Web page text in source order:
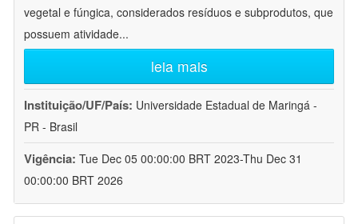
vegetal e fúngica, considerados resíduos e subprodutos, que
possuem atividade...
leia mais
Instituição/UF/País: Universidade Estadual de Maringá -
PR - Brasil
Vigência: Tue Dec 05 00:00:00 BRT 2023-Thu Dec 31
00:00:00 BRT 2026